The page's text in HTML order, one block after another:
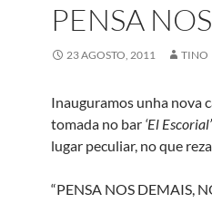
PENSA
23 AGOSTO, 2011 TINO
Inauguramos unha nova
tomada no bar ‘El Escorial’
lugar peculiar, no que
“PENSA NOS DEMAIS,